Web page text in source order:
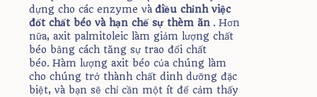
dựng cho các enzyme và điều chỉnh việc
đốt chất béo và hạn chế sự thèm ăn . Hơn
nữa, axit palmitoleic làm giảm lượng chất
béo bằng cách tăng sự trao đổi chất
béo. Hàm lượng axit béo của chúng làm
cho chúng trở thành chất dinh dưỡng đặc
biệt, và bạn sẽ chỉ cần một ít để cảm thấy